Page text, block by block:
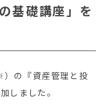
基礎講座」を
の『資産管理と投
しました。